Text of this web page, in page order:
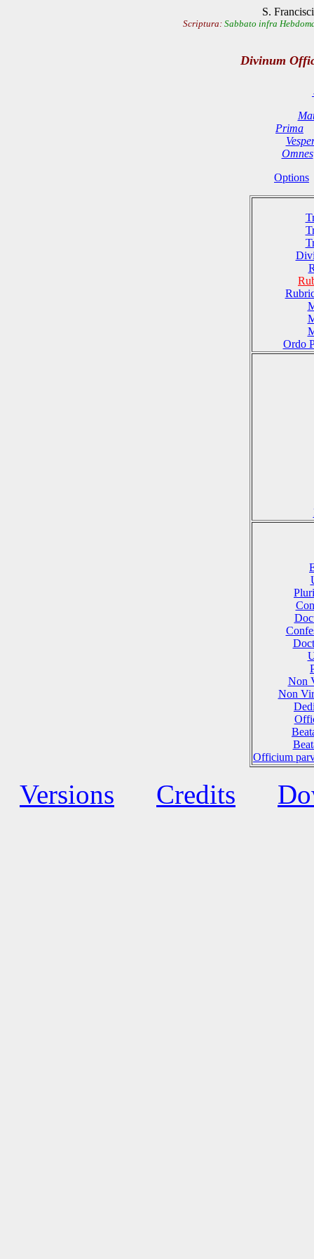
S.
Scriptura: Sabbato infra
Divinum
Prima
Omnes
Options
Ordo
Non
Non
Officium
Versions Credits